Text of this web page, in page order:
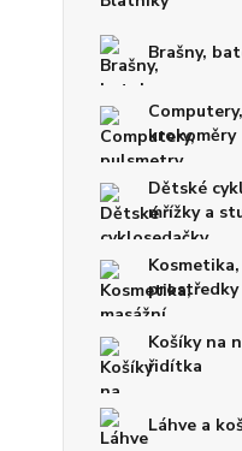
Brašny,
krokoměry
Dětské
mřížky a
prostředky
Košíky na
řidítka
Láhve a